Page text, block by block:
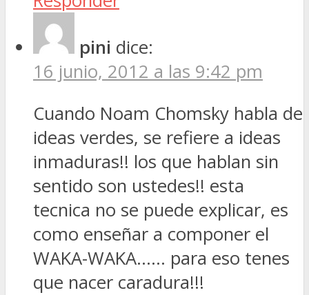
pini dice:
16 junio, 2012 a las 9:42 pm
Cuando Noam Chomsky habla de
ideas verdes, se refiere a ideas
inmaduras!! los que hablan sin
sentido son ustedes!! esta
tecnica no se puede explicar, es
como enseñar a componer el
WAKA-WAKA…… para eso tenes
que nacer caradura!!!